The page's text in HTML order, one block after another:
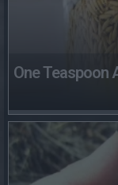
One Teaspoon